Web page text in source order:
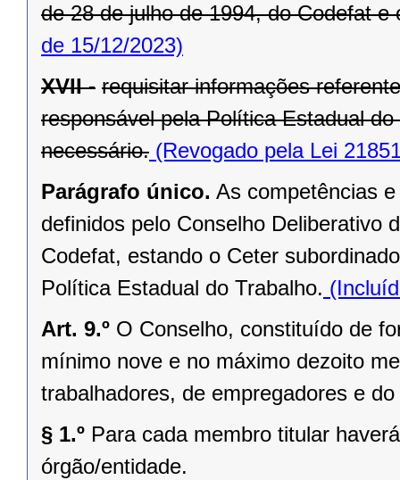
de 28 de julho de 1994, do Codefat e
de 15/12/2023)
XVII - requisitar informações
responsável pela Política Estadual
necessário. (Revogado pela Lei
Parágrafo único. As competências
definidos pelo Conselho Deliberativo
Codefat, estando o Ceter
Política Estadual do Trabalho.
Art. 9.º O Conselho, constituído de
mínimo nove e no máximo dezoito
trabalhadores, de empregadores e
§ 1.º Para cada membro titular
órgão/entidade.